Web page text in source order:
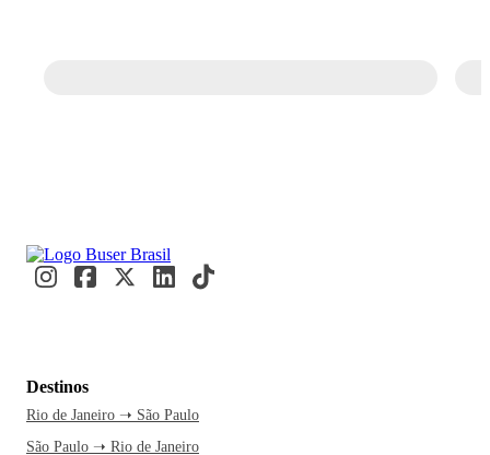
Destinos
Rio de Janeiro ➝ São Paulo
São Paulo ➝ Rio de Janeiro